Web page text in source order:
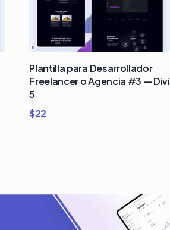
Plantilla para Desarrollador
Freelancer o Agencia #3 — Divi
5
$22